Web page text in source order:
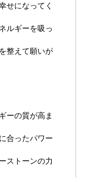
せになってく
ルギーを吸っ
整えて願いが
ーの質が高ま
合ったパワー
ストーンの力